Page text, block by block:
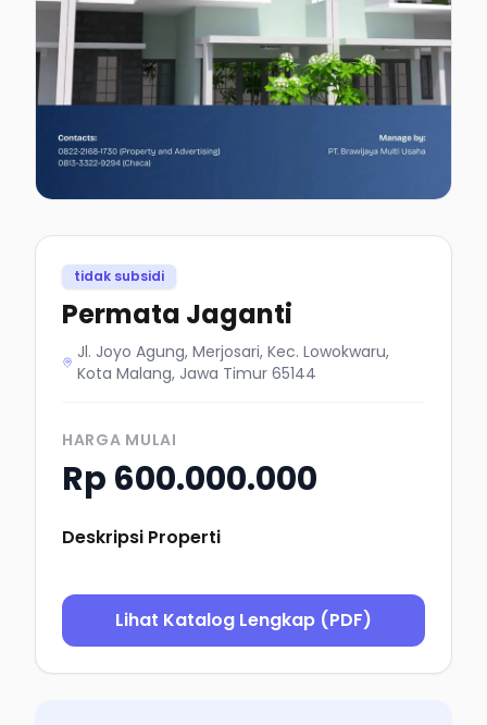
tidak subsidi
Permata Jaganti
Jl. Joyo Agung, Merjosari, Kec. Lowokwaru,
Kota Malang, Jawa Timur 65144
HARGA MULAI
Rp 600.000.000
Deskripsi Properti
Lihat Katalog Lengkap (PDF)